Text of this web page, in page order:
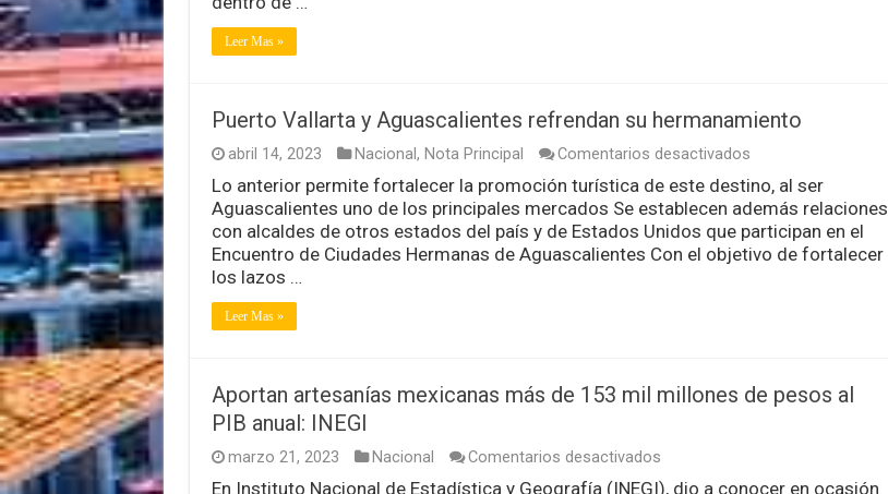
Leer Mas »
Puerto Vallarta y Aguascalientes refrendan su hermanamiento
abril 14, 2023 Nacional , Nota Principal Comentarios desactivadosen
Vallarta
y
Aguascalientes
refrendan
su
Lo anterior permite fortalecer la promoción turística de este destino, al ser
Aguascalientes uno de los principales mercados Se establecen además relaciones
con alcaldes de otros estados del país y de Estados Unidos que participan en el
Encuentro de Ciudades Hermanas de Aguascalientes Con el objetivo de fortalecer
los lazos …
Leer Mas »
Aportan artesanías mexicanas más de 153 mil millones de pesos al
PIB anual: INEGI
marzo 21, 2023 Nacional Comentarios desactivadosen
En Instituto Nacional de Estadística y Geografía (INEGI), dio a conocer en ocasión